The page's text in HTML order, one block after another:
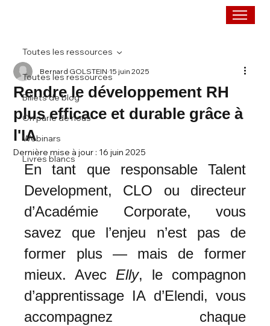
Toutes les ressources
Billets de blog
On parle de nous
Webinars
Livres blancs
Toutes les ressources
Rendre le développement RH
plus efficace et durable grâce à
l'IA
Bernard GOLSTEIN 15 juin 2025
Dernière mise à jour : 16 juin 2025
En tant que responsable Talent
Development, CLO ou directeur
d’Académie Corporate, vous
savez que l’enjeu n’est pas de
former plus — mais de former
mieux. Avec Elly, le compagnon
d’apprentissage IA d’Elendi, vous
accompagnez chaque